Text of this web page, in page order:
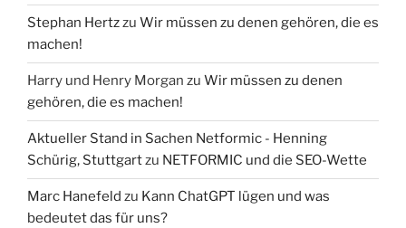
Stephan Hertzzu Wir müssen zu denen gehören, die es
machen!
Harry und Henry Morgan zu Wir müssen zu denen
gehören, die es machen!
Aktueller Stand in Sachen Netformic - Henning
Schürig, Stuttgartzu NETFORMIC und die SEO-Wette
Marc Hanefeld zu Kann ChatGPT lügen und was
bedeutet das für uns?